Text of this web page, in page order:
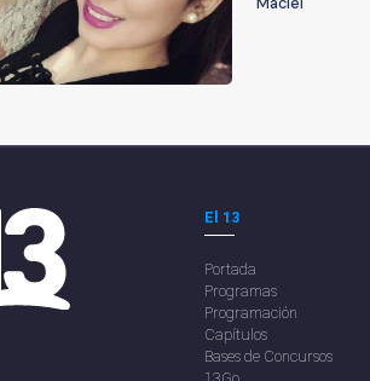
El 13
Portada
Programas
Programación
Capítulos
Bases de Concursos